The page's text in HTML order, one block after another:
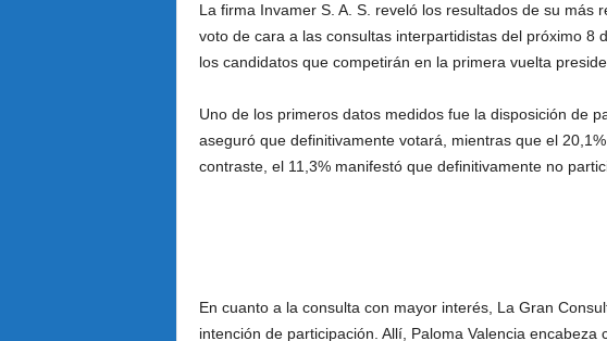
La firma Invamer S. A. S. reveló los resultados de su más
voto de cara a las consultas interpartidistas del próximo 8
los candidatos que competirán en la primera vuelta
Uno de los primeros datos medidos fue la disposición de
aseguró que definitivamente votará, mientras que el
contraste, el 11,3% manifestó que definitivamente no
En cuanto a la consulta con mayor interés, La Gran
intención de participación. Allí, Paloma Valencia